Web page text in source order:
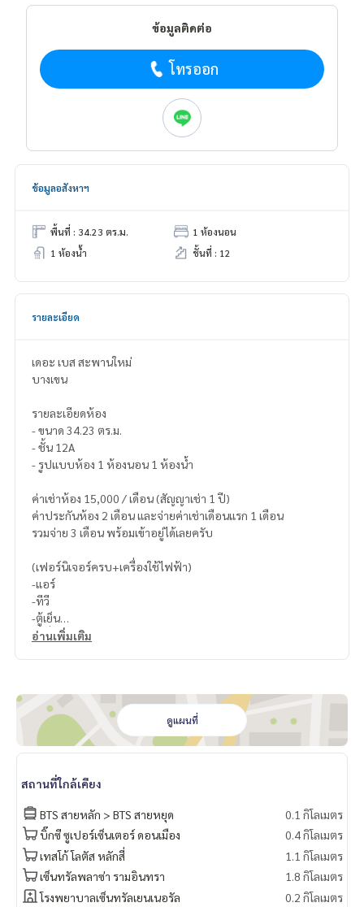
ข้อมูลติดต่อ
โทรออก
ข้อมูลอสังหาฯ
พื้นที่ : 34.23 ตร.ม.
1 ห้องนอน
1 ห้องน้ำ
ชั้นที่ : 12
รายละเอียด
เดอะ เบส สะพานใหม่
บางเขน
รายละเอียดห้อง
- ขนาด 34.23 ตร.ม.
- ชั้น 12A
- รูปแบบห้อง 1 ห้องนอน 1 ห้องน้ำ
ค่าเช่าห้อง 15,000 / เดือน (สัญญาเช่า 1 ปี)
ค่าประกันห้อง 2 เดือน และจ่ายค่าเช่าเดือนแรก 1 เดือน
รวมจ่าย 3 เดือน พร้อมเข้าอยู่ได้เลยครับ
(เฟอร์นิเจอร์ครบ+เครื่องใช้ไฟฟ้า)
-แอร์
-ทีวี
-ตู้เย็น
-เครื่องซักผ้า
อ่านเพิ่มเติม
ดูแผนที่
สถานที่ใกล้เคียง
BTS สายหลัก > BTS สายหยุด
0.1 กิโลเมตร
บิ๊กซี ซูเปอร์เซ็นเตอร์ ดอนเมือง
0.4 กิโลเมตร
เทสโก้ โลตัส หลักสี่
1.1 กิโลเมตร
เซ็นทรัลพลาซ่า รามอินทรา
1.8 กิโลเมตร
โรงพยาบาลเซ็นทรัลเยนเนอรัล
0.2 กิโลเมตร